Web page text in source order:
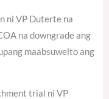
ni VP Duterte na
na downgrade ang
maabsuwelto ang
trial ni VP